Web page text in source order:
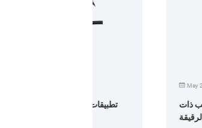
لمعالجة الأنابيب ذات